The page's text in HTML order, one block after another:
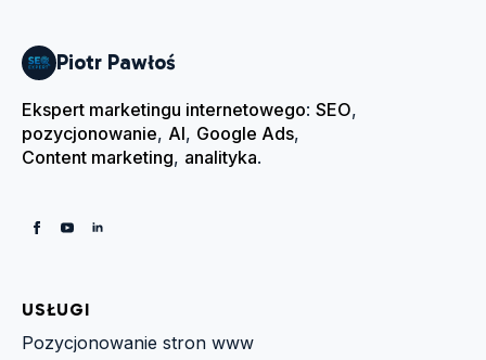
Piotr Pawłoś
Ekspert marketingu internetowego: SEO,
pozycjonowanie, AI, Google Ads,
Content marketing, analityka.
USŁUGI
Pozycjonowanie stron www